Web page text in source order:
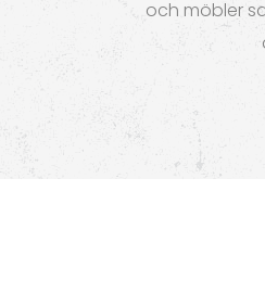
och möbler